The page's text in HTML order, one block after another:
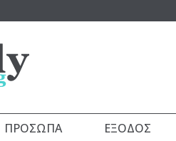
ΠΡΌΣΩΠΑ ΈΞΟΔΟΣ